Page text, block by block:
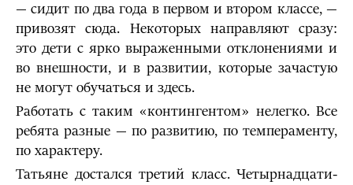
— сидит по два года в первом и втором классе, —
привозят сюда. Некоторых направляют сразу:
это дети с ярко выраженными отклонениями и
во внешности, и в развитии, которые зачастую
не могут обучаться и здесь.
Работать с таким «контингентом» нелегко. Все
ребята разные — по развитию, по темпераменту,
по характеру.
Татьяне достался третий класс. Четырнадцати-